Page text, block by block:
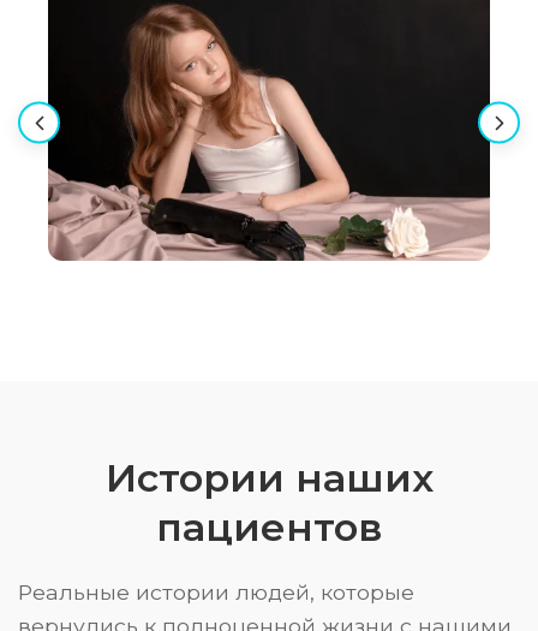
Истории наших
пациентов
Реальные истории людей, которые
вернулись к полноценной жизни с нашими